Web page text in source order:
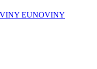
EUNOVINY